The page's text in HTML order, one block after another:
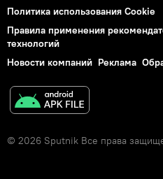
Политика использования Cookie
Правила применения
технологий
Новости компаний Реклама
© 2026 Sputnik Все права